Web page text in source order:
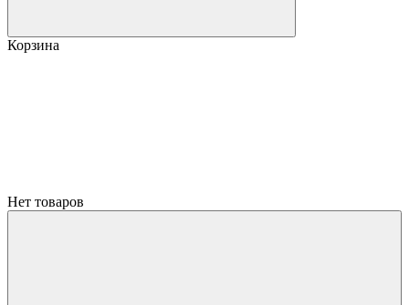
Корзина
Нет товаров